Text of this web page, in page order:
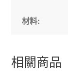
材料:
相關商品